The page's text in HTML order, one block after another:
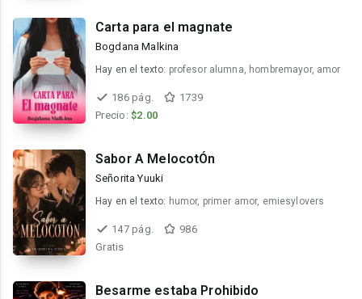
Carta para el magnate
Bogdana Malkina
Hay en el texto: profesor alumna, hombremayor, amor
186 pág.
1739
Precio: $2.00
Sabor A MelocotÓn
Señorita Yuuki
Hay en el texto: humor, primer amor, emiesylovers
147 pág.
986
Gratis
Besarme estaba Prohibido